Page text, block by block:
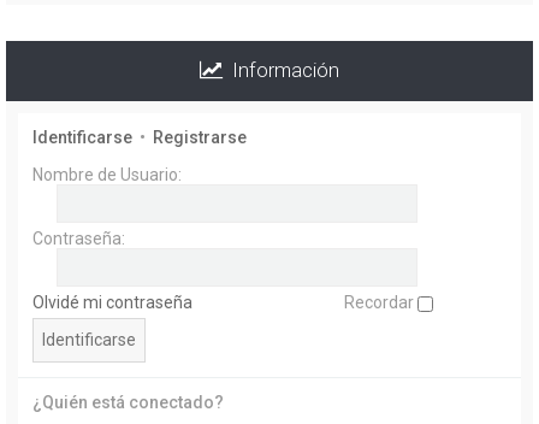
Información
Identificarse • Registrarse
Nombre de Usuario:
Contraseña:
Olvidé mi contraseña Recordar
¿Quién está conectado?